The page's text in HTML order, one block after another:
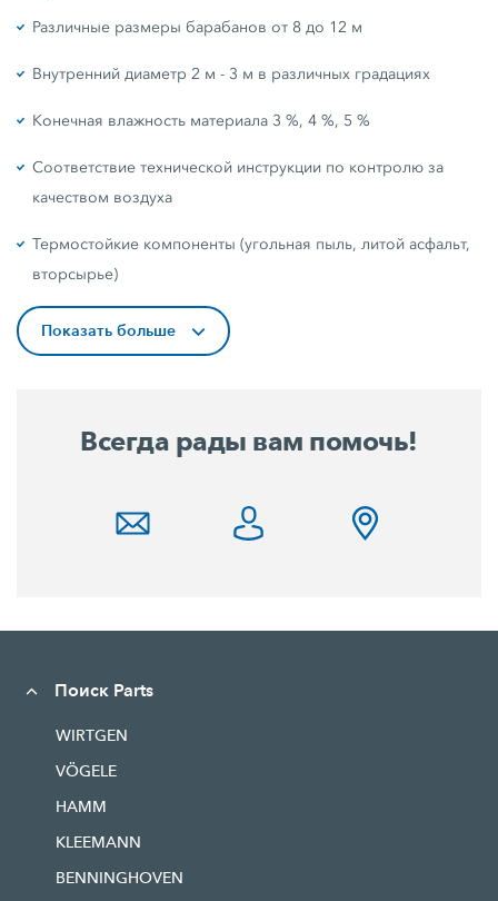
Различные размеры барабанов от 8 до 12 м
Внутренний диаметр 2 м - 3 м в различных градациях
Конечная влажность материала 3 %, 4 %, 5 %
Соответствие технической инструкции по контролю за
качеством воздуха
Термостойкие компоненты (угольная пыль, литой асфальт,
вторсырье)
Показать больше
Всегда рады вам помочь!
Поиск Parts
WIRTGEN
VÖGELE
HAMM
KLEEMANN
BENNINGHOVEN